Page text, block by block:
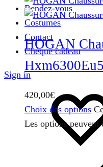
Rendez-vous
Costumes
Contact
Chèque cadeau
Sign in
HOGAN
420,00€
Choix des options
Les options peuvent